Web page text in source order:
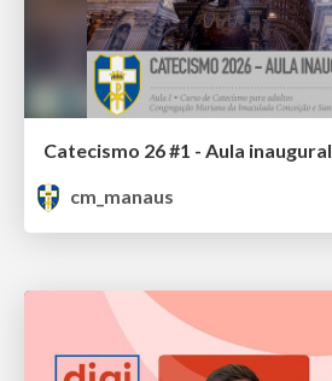
Catecismo 26 #1 - Aula inaugural
cm_manaus